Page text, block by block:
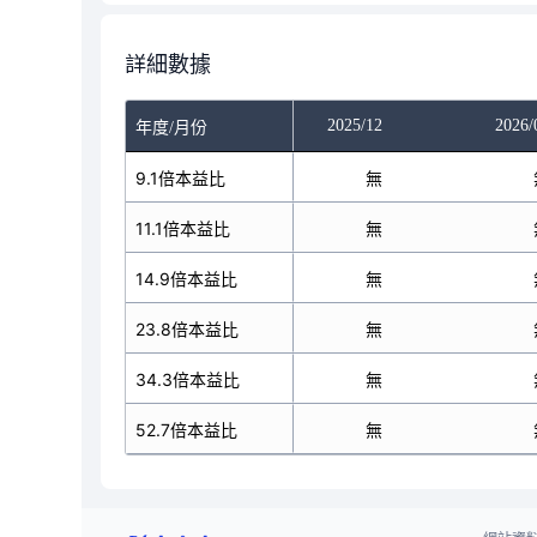
詳細數據
年度/月份
2025/11 2025/12 2026/
9.1倍本益比
11.1倍本益比
14.9倍本益比
23.8倍本益比
34.3倍本益比
52.7倍本益比
無 無
無 無
無 無
無 無
無 無
無 無